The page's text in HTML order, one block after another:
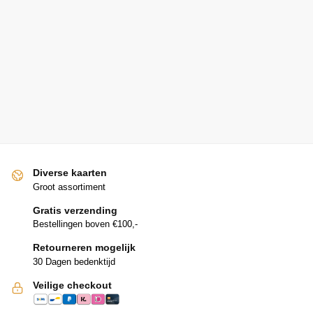
Diverse kaarten
Groot assortiment
Gratis verzending
Bestellingen boven €100,-
Retourneren mogelijk
30 Dagen bedenktijd
Veilige checkout